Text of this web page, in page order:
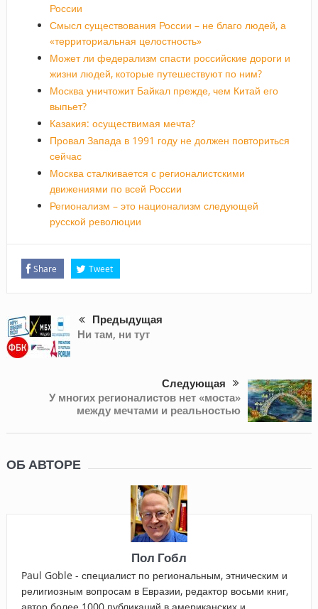
России
Смысл существования России – не благо людей, а
«территориальная целостность»
Может ли федерализм спасти российские дороги и
жизни людей, которые путешествуют по ним?
Москва уничтожит Байкал прежде, чем Китай его
выпьет?
Казакия: осуществимая мечта?
Провал Запада в 1991 году не должен повториться
сейчас
Москва сталкивается с регионалистскими
движениями по всей России
Регионализм – это национализм следующей
русской революции
Share Tweet
Предыдущая
Ни там, ни тут
Следующая
У многих регионалистов нет «моста»
между мечтами и реальностью
ОБ АВТОРЕ
Пол Гобл
Paul Goble - специалист по региональным, этническим и
религиозным вопросам в Евразии, редактор восьми книг,